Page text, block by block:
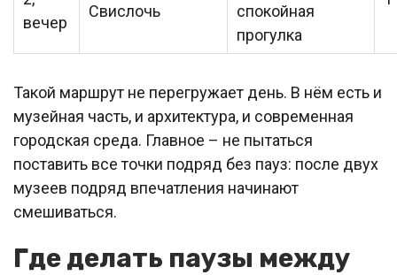
вечер
Свислочь
спокойная
прогулка
Такой маршрут не перегружает день. В нём есть и
музейная часть, и архитектура, и современная
городская среда. Главное – не пытаться
поставить все точки подряд без пауз: после двух
музеев подряд впечатления начинают
смешиваться.
Где делать паузы между